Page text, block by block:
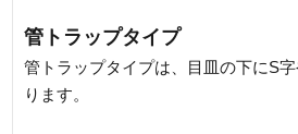
管トラップタイプ
管トラップタイプは、目皿の下にS
ります。